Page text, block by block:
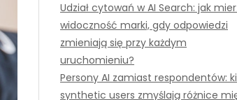
Udział cytowań w AI Search: jak
widoczność marki, gdy odpowiedzi
zmieniają się przy każdym
uruchomieniu?
Persony AI zamiast respondentów:
synthetic users zmyślają różnice